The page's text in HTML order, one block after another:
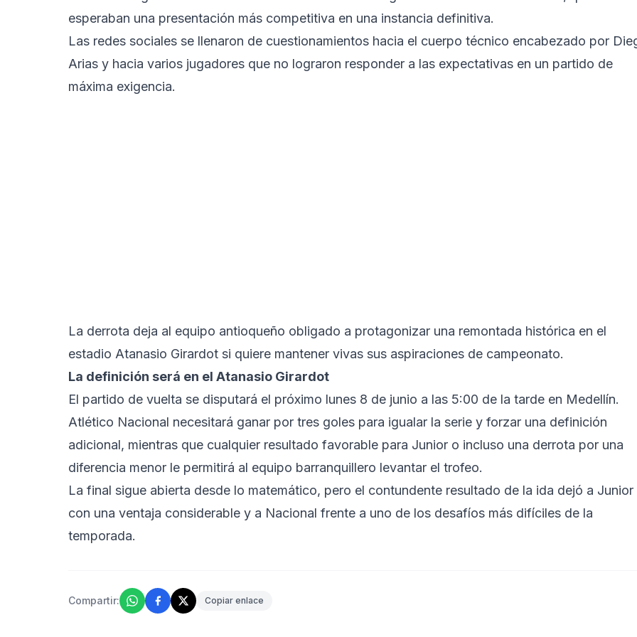
esperaban una presentación más competitiva en una instancia definitiva.
Las redes sociales se llenaron de cuestionamientos hacia el cuerpo técnico encabezado por
Arias y hacia varios jugadores que no lograron responder a las expectativas en un partido de
máxima exigencia.
La derrota deja al equipo antioqueño obligado a protagonizar una remontada histórica en el
estadio Atanasio Girardot si quiere mantener vivas sus aspiraciones de campeonato.
La definición será en el Atanasio Girardot
El partido de vuelta se disputará el próximo lunes 8 de junio a las 5:00 de la tarde en Medellín.
Atlético Nacional necesitará ganar por tres goles para igualar la serie y forzar una definición
adicional, mientras que cualquier resultado favorable para Junior o incluso una derrota por una
diferencia menor le permitirá al equipo barranquillero levantar el trofeo.
La final sigue abierta desde lo matemático, pero el contundente resultado de la ida dejó a Junior
con una ventaja considerable y a Nacional frente a uno de los desafíos más difíciles de la
temporada.
Compartir: Copiar enlace